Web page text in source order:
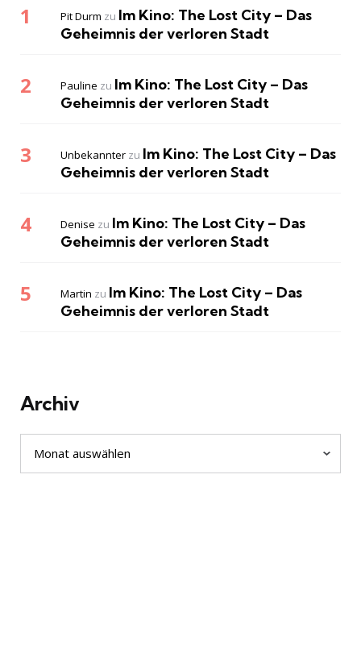
Pit Durm zu Im Kino: The Lost City – Das
Geheimnis der verloren Stadt
Pauline zu Im Kino: The Lost City – Das
Geheimnis der verloren Stadt
Unbekannter zu Im Kino: The Lost City – Das
Geheimnis der verloren Stadt
Denise zu Im Kino: The Lost City – Das
Geheimnis der verloren Stadt
Martin zu Im Kino: The Lost City – Das
Geheimnis der verloren Stadt
Archiv
Archiv